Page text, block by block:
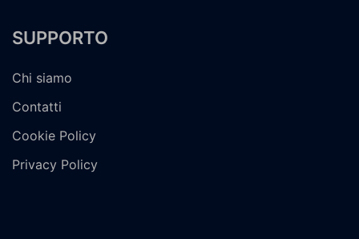
SUPPORTO
Chi siamo
Contatti
Cookie Policy
Privacy Policy